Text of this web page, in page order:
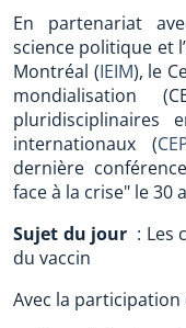
En partenariat
science politique et
Montréal (IEIM), le
mondialisation
pluridisciplinaires
internationaux (
dernière
face à la crise" le 30
Sujet du jour : Les
du vaccin
Avec la participation